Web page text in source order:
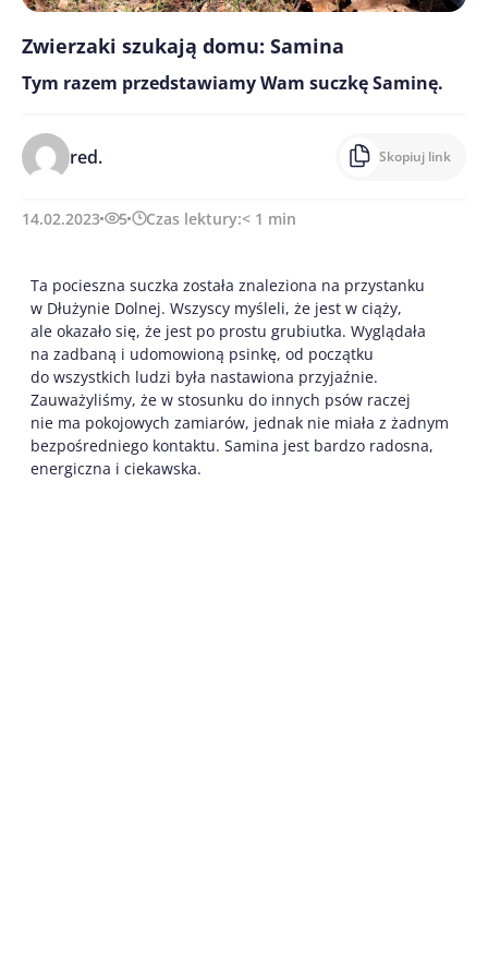
Zwierzaki szukają domu: Samina
Tym razem przedstawiamy Wam suczkę Saminę.
red. Skopiuj link
14.02.2023 5 Czas lektury:< 1 min
Ta pocieszna suczka została znaleziona na przystanku
w Dłużynie Dolnej. Wszyscy myśleli, że jest w ciąży,
ale okazało się, że jest po prostu grubiutka. Wyglądała
na zadbaną i udomowioną psinkę, od początku
do wszystkich ludzi była nastawiona przyjaźnie.
Zauważyliśmy, że w stosunku do innych psów raczej
nie ma pokojowych zamiarów, jednak nie miała z żadnym
bezpośredniego kontaktu. Samina jest bardzo radosna,
energiczna i ciekawska.